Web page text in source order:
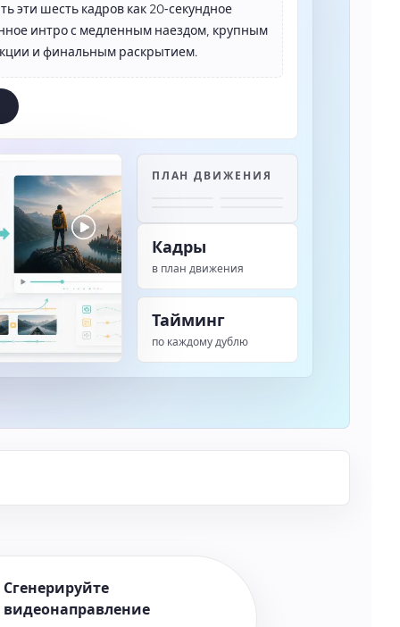
эти шесть кадров как 20‑секундное
интро с медленным наездом, крупным
и финальным раскрытием.
ПЛАН ДВИЖЕНИЯ
Кадры
в план движения
Тайминг
по каждому дублю
Сгенерируйте
видеонаправление